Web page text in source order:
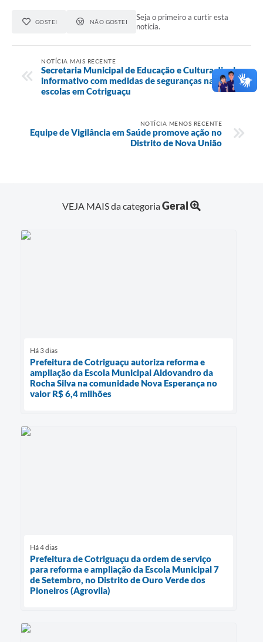
GOSTEI NÃO GOSTEI
Seja o primeiro a curtir esta
notícia.
NOTÍCIA MAIS RECENTE
Secretaria Municipal de Educação e Cultura divulga
informativo com medidas de seguranças nas
escolas em Cotriguaçu
NOTÍCIA MENOS RECENTE
Equipe de Vigilância em Saúde promove ação no
Distrito de Nova União
VEJA MAIS da categoriaGeral
Há 3 dias
Prefeitura de Cotriguaçu autoriza reforma e
ampliação da Escola Municipal Aldovandro da
Rocha Silva na comunidade Nova Esperança no
valor R$ 6,4 milhões
Há 4 dias
Prefeitura de Cotriguaçu da ordem de serviço
para reforma e ampliação da Escola Municipal 7
de Setembro, no Distrito de Ouro Verde dos
Pioneiros (Agrovila)